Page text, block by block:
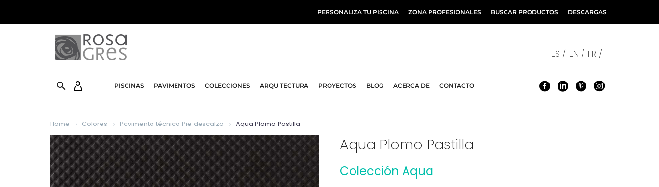
PERSONALIZA TU PISCINA ZONA PROFESIONALES BUSCAR PRODUCTOS DESCARGAS
ES / EN / FR /

 PISCINAS PAVIMENTOS COLECCIONES ARQUITECTURA PROYECTOS BLOG ACERCA DE CONTACTO
Home Colores Pavimento técnico Pie descalzo Aqua Plomo Pastilla
Aqua Plomo Pastilla
Colección Aqua